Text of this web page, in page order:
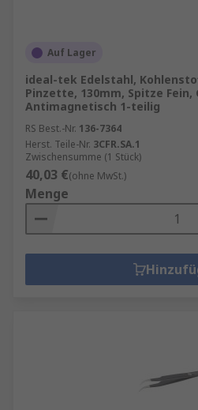
Auf Lager
ideal-tek Edelstahl,
Pinzette, 130mm, Spitze Fein,
Antimagnetisch 1-teilig
RS Best.-Nr. 136-7364
Herst. Teile-Nr. 3CFR.SA.1
Zwischensumme (1 Stück)
40,03 €(ohne MwSt.)
Menge